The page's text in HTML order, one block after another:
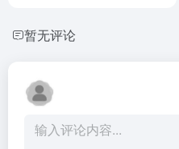
暂无评论